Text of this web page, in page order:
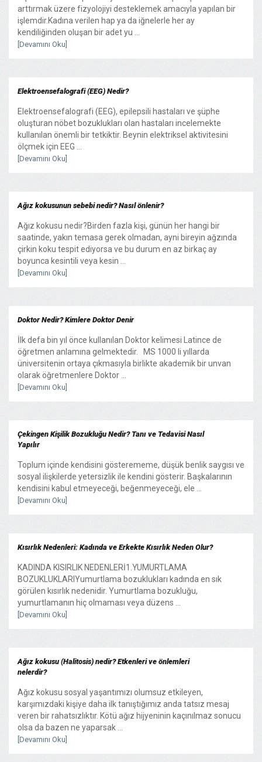
arttırmak üzere fizyolojiyi desteklemek amacıyla yapılan bir
işlemdir.Kadına verilen hap ya da iğnelerle her ay
kendiliğinden oluşan bir adet yu ...
[Devamını Oku]
Elektroensefalografi (EEG) Nedir?
Elektroensefalografi (EEG), epilepsili hastaları ve şüphe
oluşturan nöbet bozuklukları olan hastaları incelemekte
kullanılan önemli bir tetkiktir. Beynin elektriksel aktivitesini
ölçmek için EEG ...
[Devamını Oku]
Ağız kokusunun sebebi nedir? Nasıl önlenir?
Ağız kokusu nedir?Birden fazla kişi, günün her hangi bir
saatinde, yakın temasa gerek olmadan, ayni bireyin ağzında
çirkin koku tespit ediyorsa ve bu durum en az birkaç ay
boyunca kesintili veya kesin ...
[Devamını Oku]
Doktor Nedir? Kimlere Doktor Denir
İlk defa bin yıl önce kullanılan Doktor kelimesi Latince de
öğretmen anlamına gelmektedir. MS 1000 li yıllarda
üniversitenin ortaya çıkmasıyla birlikte akademik bir unvan
olarak öğretmenlere Doktor ...
[Devamını Oku]
Çekingen Kişilik Bozukluğu Nedir? Tanı ve Tedavisi Nasıl
Yapılır
Toplum içinde kendisini gösterememe, düşük benlik saygısı ve
sosyal ilişkilerde yetersizlik ile kendini gösterir. Başkalarının
kendisini kabul etmeyeceği, beğenmeyeceği, ele ...
[Devamını Oku]
Kısırlık Nedenleri: Kadında ve Erkekte Kısırlık Neden Olur?
KADINDA KISIRLIK NEDENLERİ1.YUMURTLAMA
BOZUKLUKLARIYumurtlama bozuklukları kadında en sık
görülen kısırlık nedenidir. Yumurtlama bozukluğu,
yumurtlamanın hiç olmaması veya düzens ...
[Devamını Oku]
Ağız kokusu (Halitosis) nedir? Etkenleri ve önlemleri
nelerdir?
Ağız kokusu sosyal yaşantımızı olumsuz etkileyen,
karşımızdaki kişiye daha ilk tanıştığımız anda tatsız mesaj
veren bir rahatsızlıktır. Kötü ağız hijyeninin kaçınılmaz sonucu
olsa da bazen ne yaparsak ...
[Devamını Oku]